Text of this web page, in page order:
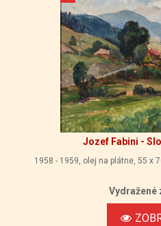
Jozef Fabini -
1958 - 1959, olej na plátne, 55 x
Vydražené